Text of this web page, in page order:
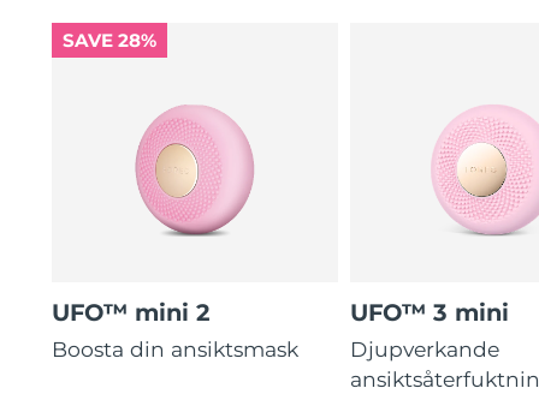
SAVE 28%
UFO™ mini 2
Boosta din ansiktsmask
UFO™ 3 mini
Djupverkande